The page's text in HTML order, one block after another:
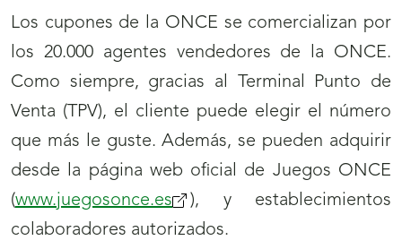
Los cupones de la ONCE se comercializan por
los 20.000 agentes vendedores de la ONCE.
Como siempre, gracias al Terminal Punto de
Venta (TPV), el cliente puede elegir el número
que más le guste. Además, se pueden adquirir
desde la página web oficial de Juegos ONCE
(www.juegosonce.es
), y establecimientos
colaboradores autorizados.